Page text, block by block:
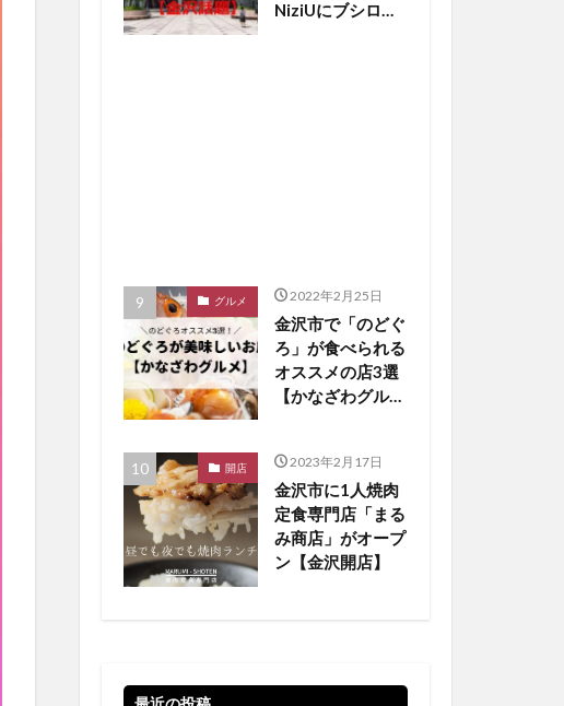
NiziUにブシロー
グルメ 2022年2月25日
金沢市で「のどぐ
ろ」が食べられる
オススメの店3選
【かなざわグルメ
開店 2023年2月17日
金沢市に1人焼肉
定食専門店「まる
み商店」がオープ
ン【金沢開店】